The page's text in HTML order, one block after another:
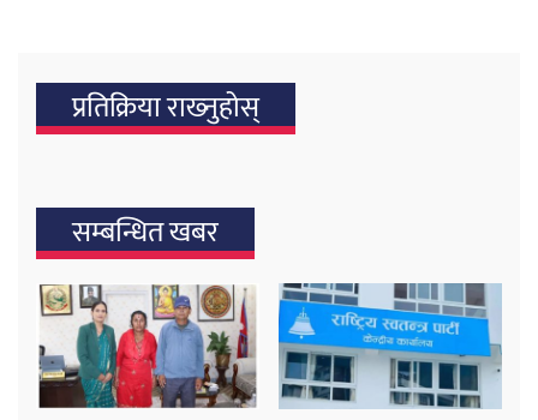
प्रतिक्रिया राख्‍नुहोस्
सम्बन्धित खबर